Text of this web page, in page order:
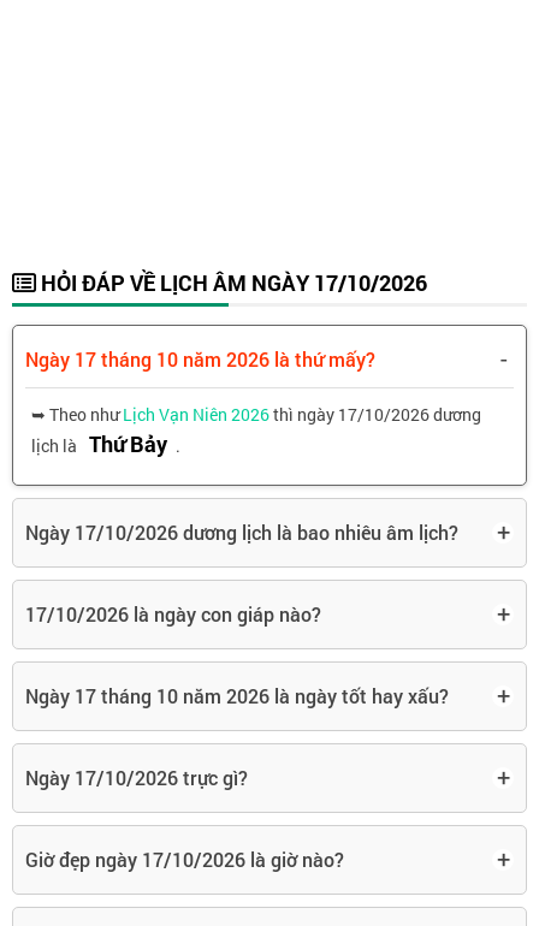
HỎI ĐÁP VỀ LỊCH ÂM NGÀY 17/10/2026
Ngày 17 tháng 10 năm 2026 là thứ mấy? -
➥ Theo nhưLịch Vạn Niên 2026thì ngày 17/10/2026 dương
lịch là Thứ Bảy .
Ngày 17/10/2026 dương lịch là bao nhiêu âm lịch? +
17/10/2026 là ngày con giáp nào? +
Ngày 17 tháng 10 năm 2026 là ngày tốt hay xấu? +
Ngày 17/10/2026 trực gì? +
Giờ đẹp ngày 17/10/2026 là giờ nào? +